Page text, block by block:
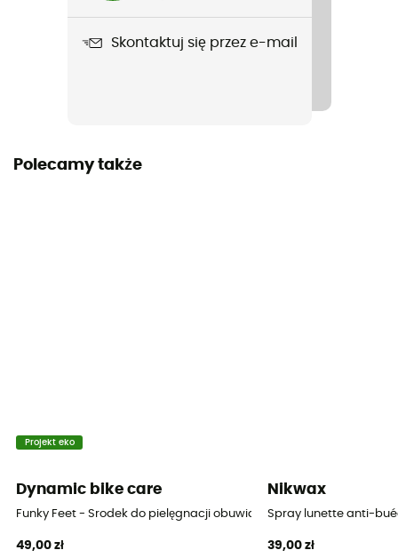
Skontaktuj się przez e-mail
Polecamy także
Projekt eko
Dynamic bike care
Funky Feet - Srodek do pielęgnacji obuwia
49,00 zł
Nikwax
Spray lunette anti-
39,00 zł